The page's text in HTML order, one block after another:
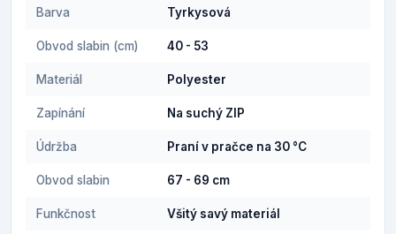
Barva Tyrkysová
Obvod slabin (cm) 40 - 53
Materiál Polyester
Zapínání Na suchý ZIP
Údržba Praní v pračce na 30 °C
Obvod slabin 67 - 69 cm
Funkčnost Všitý savý materiál